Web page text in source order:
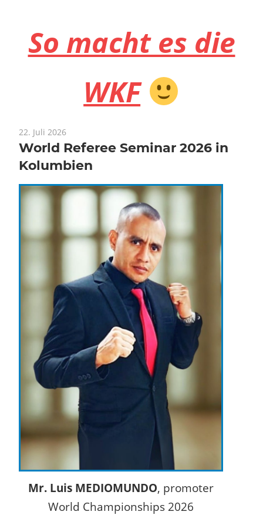
So macht es die
WKF
22. Juli 2026
World Referee Seminar 2026 in
Kolumbien
Mr. Luis MEDIOMUNDO, promoter
World Championships 2026